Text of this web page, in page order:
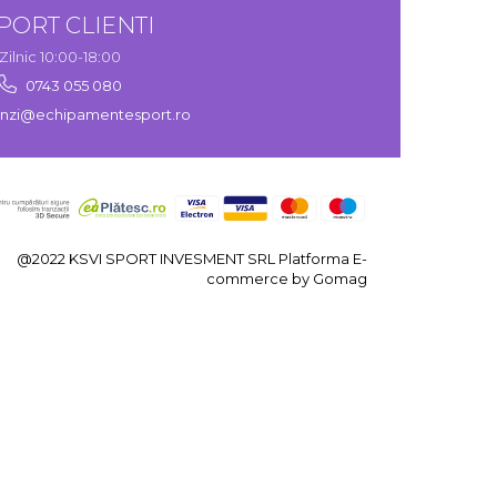
CLIENTI
Zilnic 10:00-18:00
0743 055 080
@2022 KSVI SPORT INVESMENT SRL Platforma E-
commerce by Gomag